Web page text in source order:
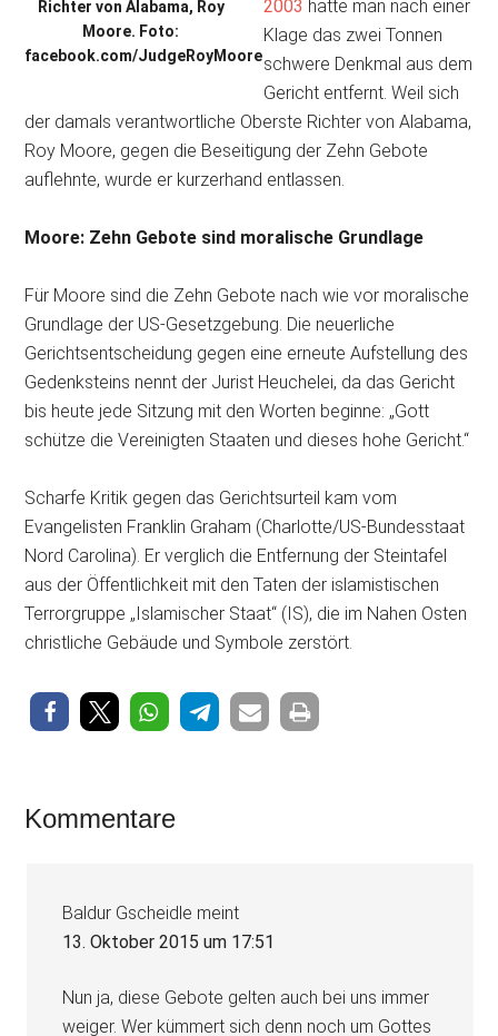
Richter von Alabama, Roy
Moore. Foto:
facebook.com/JudgeRoyMoore
2003 hatte man nach einer
Klage das zwei Tonnen
schwere Denkmal aus dem
Gericht entfernt. Weil sich
der damals verantwortliche Oberste Richter von Alabama,
Roy Moore, gegen die Beseitigung der Zehn Gebote
auflehnte, wurde er kurzerhand entlassen.
Moore: Zehn Gebote sind moralische Grundlage
Für Moore sind die Zehn Gebote nach wie vor moralische
Grundlage der US-Gesetzgebung. Die neuerliche
Gerichtsentscheidung gegen eine erneute Aufstellung des
Gedenksteins nennt der Jurist Heuchelei, da das Gericht
bis heute jede Sitzung mit den Worten beginne: „Gott
schütze die Vereinigten Staaten und dieses hohe Gericht.“
Scharfe Kritik gegen das Gerichtsurteil kam vom
Evangelisten Franklin Graham (Charlotte/US-Bundesstaat
Nord Carolina). Er verglich die Entfernung der Steintafel
aus der Öffentlichkeit mit den Taten der islamistischen
Terrorgruppe „Islamischer Staat“ (IS), die im Nahen Osten
christliche Gebäude und Symbole zerstört.
Leser-
Kommentare
Baldur Gscheidle meint
13. Oktober 2015 um 17:51
Nun ja, diese Gebote gelten auch bei uns immer
weiger. Wer kümmert sich denn noch um Gottes